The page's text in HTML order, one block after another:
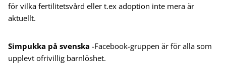
för vilka fertilitetsvård eller t.ex adoption inte mera är
aktuellt.
Simpukka på svenska -Facebook-gruppen är för alla som
upplevt ofrivillig barnlöshet.